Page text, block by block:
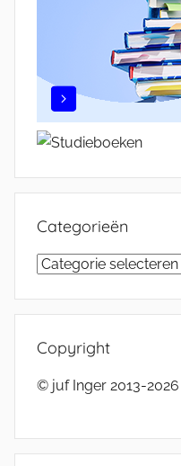
Categorieën
Categorieën
Copyright
© juf Inger 2013-2026